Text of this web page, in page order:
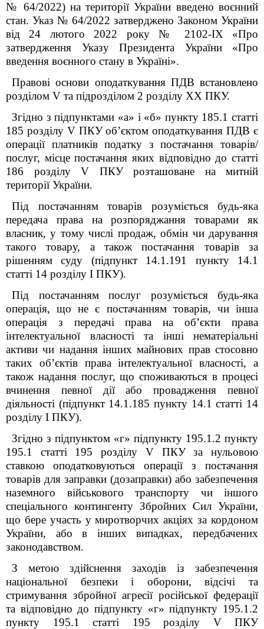
№ 64/2022) на території України введено воєнний
стан. Указ № 64/2022 затверджено Законом України
від 24 лютого 2022 року № 2102-IX «Про
затвердження Указу Президента України «Про
введення воєнного стану в Україні».
Правові основи оподаткування ПДВ встановлено
розділом V та підрозділом 2 розділу ХХ ПКУ.
Згідно з підпунктами «а» і «б» пункту 185.1 статті
185 розділу V ПКУ об’єктом оподаткування ПДВ є
операції платників податку з постачання товарів/
послуг, місце постачання яких відповідно до статті
186 розділу V ПКУ розташоване на митній
території України.
Під постачанням товарів розуміється будь-яка
передача права на розпоряджання товарами як
власник, у тому числі продаж, обмін чи дарування
такого товару, а також постачання товарів за
рішенням суду (підпункт 14.1.191 пункту 14.1
статті 14 розділу I ПКУ).
Під постачанням послуг розуміється будь-яка
операція, що не є постачанням товарів, чи інша
операція з передачі права на об’єкти права
інтелектуальної власності та інші нематеріальні
активи чи надання інших майнових прав стосовно
таких об’єктів права інтелектуальної власності, а
також надання послуг, що споживаються в процесі
вчинення певної дії або провадження певної
діяльності (підпункт 14.1.185 пункту 14.1 статті 14
розділу I ПКУ).
Згідно з підпунктом «г» підпункту 195.1.2 пункту
195.1 статті 195 розділу V ПКУ за нульовою
ставкою оподатковуються операції з постачання
товарів для заправки (дозаправки) або забезпечення
наземного військового транспорту чи іншого
спеціального контингенту Збройних Сил України,
що бере участь у миротворчих акціях за кордоном
України, або в інших випадках, передбачених
законодавством.
З метою здійснення заходів із забезпечення
національної безпеки і оборони, відсічі та
стримування збройної агресії російської федерації
та відповідно до підпункту «г» підпункту 195.1.2
пункту 195.1 статті 195 розділу V ПКУ